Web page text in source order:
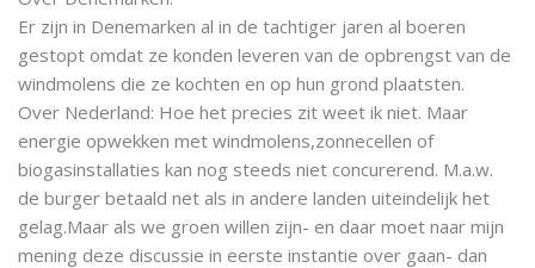
Er zijn in Denemarken al in de tachtiger jaren al boeren
gestopt omdat ze konden leveren van de opbrengst van de
windmolens die ze kochten en op hun grond plaatsten.
Over Nederland: Hoe het precies zit weet ik niet. Maar
energie opwekken met windmolens,zonnecellen of
biogasinstallaties kan nog steeds niet concurerend. M.a.w.
de burger betaald net als in andere landen uiteindelijk het
gelag.Maar als we groen willen zijn- en daar moet naar mijn
mening deze discussie in eerste instantie over gaan- dan